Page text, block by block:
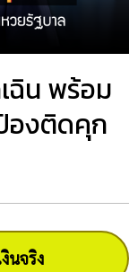
ฉิน พร้อม
องติดคุก
นจริง